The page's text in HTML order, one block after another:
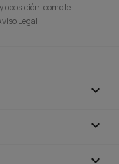
como le
Legal.


